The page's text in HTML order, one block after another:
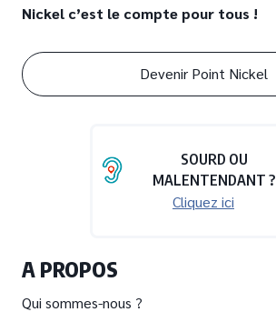
Nickel c’est le compte pour tous !
A PROPOS
Qui sommes-nous ?
Devenir Point Nickel
SOURD OU
MALENTENDANT ?
Cliquez ici